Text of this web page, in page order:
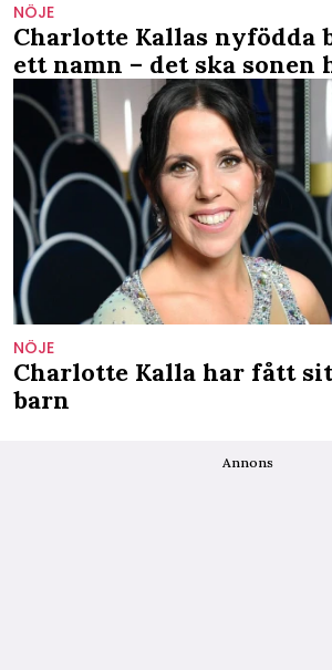
NÖJE
Charlotte Kallas nyfödda
ett namn – det ska sonen
NÖJE
Charlotte Kalla har fått
barn
Annons